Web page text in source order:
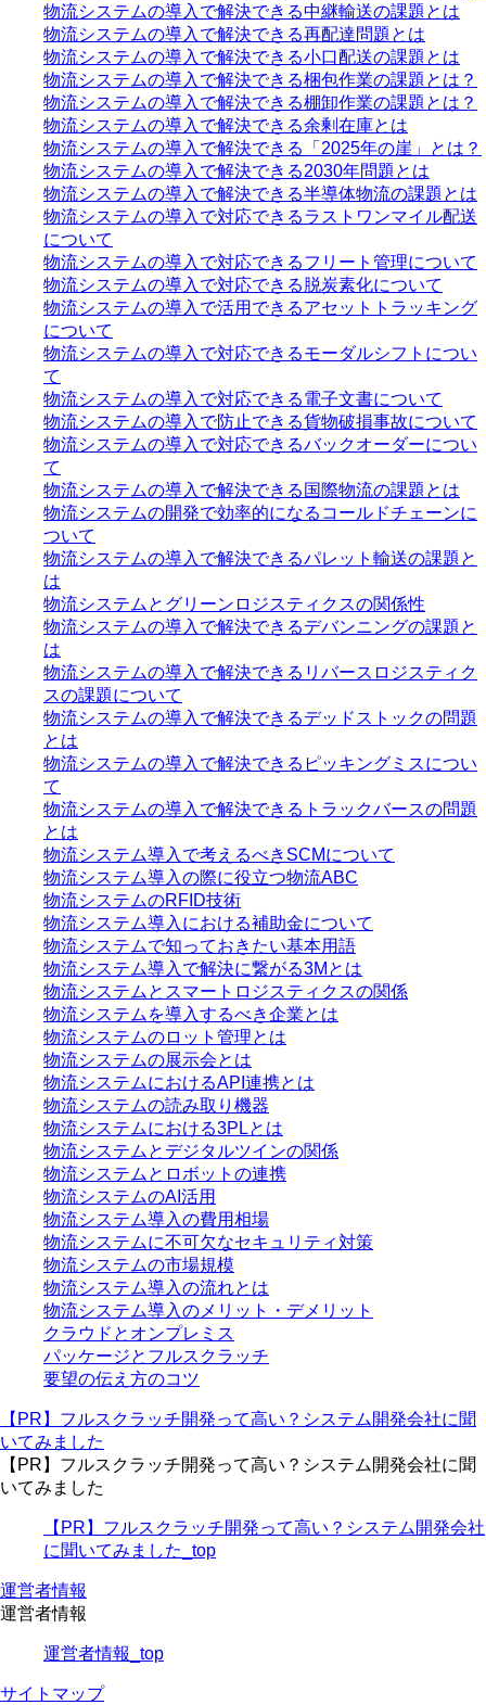
物流システムの導入で解決できる中継輸送の課題とは
物流システムの導入で解決できる再配達問題とは
物流システムの導入で解決できる小口配送の課題とは
物流システムの導入で解決できる梱包作業の課題とは？
物流システムの導入で解決できる棚卸作業の課題とは？
物流システムの導入で解決できる余剰在庫とは
物流システムの導入で解決できる「2025年の崖」とは？
物流システムの導入で解決できる2030年問題とは
物流システムの導入で解決できる半導体物流の課題とは
物流システムの導入で対応できるラストワンマイル配送
について
物流システムの導入で対応できるフリート管理について
物流システムの導入で対応できる脱炭素化について
物流システムの導入で活用できるアセットトラッキング
について
物流システムの導入で対応できるモーダルシフトについ
て
物流システムの導入で対応できる電子文書について
物流システムの導入で防止できる貨物破損事故について
物流システムの導入で対応できるバックオーダーについ
て
物流システムの導入で解決できる国際物流の課題とは
物流システムの開発で効率的になるコールドチェーンに
ついて
物流システムの導入で解決できるパレット輸送の課題と
は
物流システムとグリーンロジスティクスの関係性
物流システムの導入で解決できるデバンニングの課題と
は
物流システムの導入で解決できるリバースロジスティク
スの課題について
物流システムの導入で解決できるデッドストックの問題
とは
物流システムの導入で解決できるピッキングミスについ
て
物流システムの導入で解決できるトラックバースの問題
とは
物流システム導入で考えるべきSCMについて
物流システム導入の際に役立つ物流ABC
物流システムのRFID技術
物流システム導入における補助金について
物流システムで知っておきたい基本用語
物流システム導入で解決に繋がる3Mとは
物流システムとスマートロジスティクスの関係
物流システムを導入するべき企業とは
物流システムのロット管理とは
物流システムの展示会とは
物流システムにおけるAPI連携とは
物流システムの読み取り機器
物流システムにおける3PLとは
物流システムとデジタルツインの関係
物流システムとロボットの連携
物流システムのAI活用
物流システム導入の費用相場
物流システムに不可欠なセキュリティ対策
物流システムの市場規模
物流システム導入の流れとは
物流システム導入のメリット・デメリット
クラウドとオンプレミス
パッケージとフルスクラッチ
要望の伝え方のコツ
【PR】フルスクラッチ開発って高い？システム開発会社に聞
いてみました
【PR】フルスクラッチ開発って高い？システム開発会社に聞
いてみました
【PR】フルスクラッチ開発って高い？システム開発会社
に聞いてみました_top
運営者情報
運営者情報
運営者情報_top
サイトマップ